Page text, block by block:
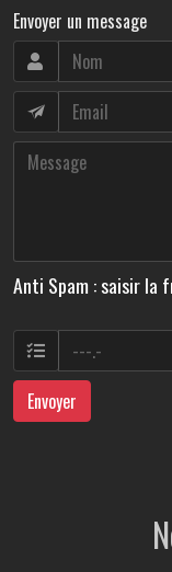
Envoyer un message
Anti Spam : saisir la
Envoyer